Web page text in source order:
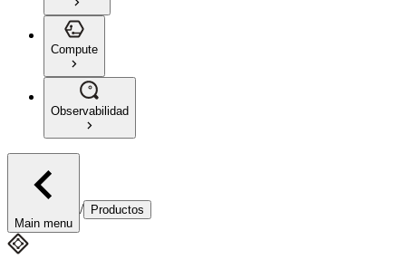
Compute
Observabilidad
Main menu
/ Productos